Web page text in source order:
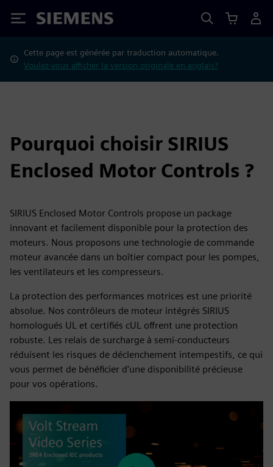
Siemens
Cette page est générée par traduction automatique.
Voulez-vous afficher la version originale en anglais?
Pourquoi choisir SIRIUS
Enclosed Motor Controls ?
SIRIUS Enclosed Motor Controls propose un package
innovant et facilement disponible pour la protection des
moteurs. Nous proposons une technologie de commande
moteur avancée dans un boîtier compact pour les pompes,
les ventilateurs et les compresseurs.
La protection des performances motrices est une priorité
absolue. Nos contrôleurs de moteur intégrés SIRIUS
homologués UL et certifiés cUL offrent une protection
robuste. Les relais de surcharge à semi-conducteurs
réduisent les risques de déclenchement intempestifs, ce qui
vous permet de bénéficier d'une disponibilité précieuse
pour vos opérations.